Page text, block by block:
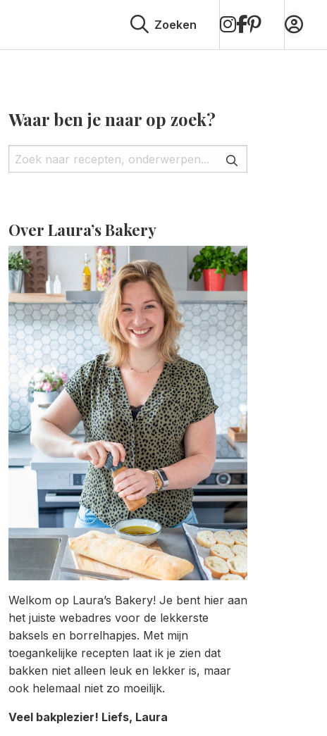
Zoeken
op
Instagram
op
Facebook
op
Pinterest
Waar ben je naar op zoek?
Over Laura’s Bakery
Welkom op Laura’s Bakery! Je bent hier aan
het juiste webadres voor de lekkerste
baksels en borrelhapjes. Met mijn
toegankelijke recepten laat ik je zien dat
bakken niet alleen leuk en lekker is, maar
ook helemaal niet zo moeilijk.
Veel bakplezier! Liefs, Laura